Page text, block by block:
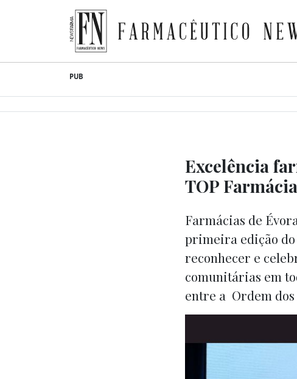
content
Farmacêutico News
PUB
Excelência
TOP
Farmácias de
primeira edição
reconhecer e
comunitárias em
entre a Ordem dos